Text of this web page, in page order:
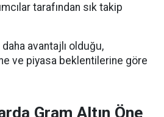
tarafından sık takip
daha avantajlı olduğu,
ve piyasa beklentilerine göre
Gram Altın Öne